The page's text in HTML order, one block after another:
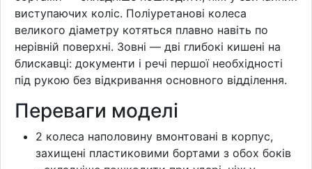
виступаючих коліс. Поліуретанові колеса
великого діаметру котяться плавно навіть по
нерівній поверхні. Зовні — дві глибокі кишені на
блискавці: документи і речі першої необхідності
під рукою без відкривання основного відділення.
Переваги моделі
2 колеса наполовину вмонтовані в корпус,
захищені пластиковими бортами з обох боків